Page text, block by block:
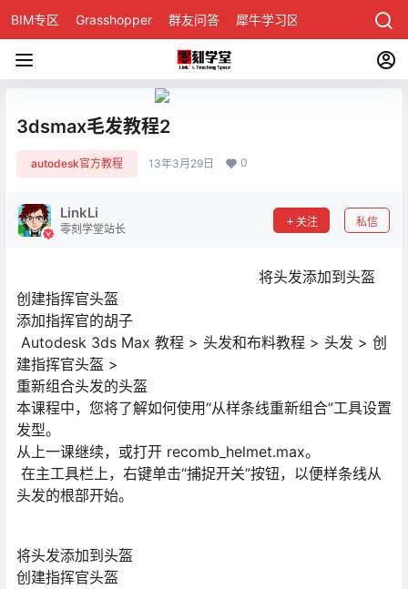
BIM专区 Grasshopper 群友问答 犀牛学习区
3dsmax毛发教程2
autodesk官方教程 13年3月29日 0
LinkLi
零刻学堂站长
关注 私信
将头发添加到头盔
创建指挥官头盔
添加指挥官的胡子
Autodesk 3ds Max 教程 > 头发和布料教程 > 头发 > 创
建指挥官头盔 >
重新组合头发的头盔
本课程中，您将了解如何使用“从样条线重新组合”工具设置
发型。
从上一课继续，或打开 recomb_helmet.max。
在主工具栏上，右键单击“捕捉开关”按钮，以便样条线从
头发的根部开始。
将头发添加到头盔
创建指挥官头盔